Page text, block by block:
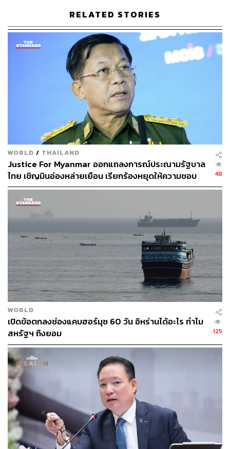
ถอนตัวจากกลุ่มความร่วมมือดังกล่าวประกอบด้วย 3 เหตุผล
หลัก
1.การตัดสินใจเพื่อผลประโยชน์ที่สอดคล้องกับพันธมิตรอย่าง
อ.มาโนชญ์อธิบายว่า UAE มีความสัมพันธ์พิเศษกับ
สหรัฐฯ และอิสราเอลมาแต่เดิม โดยมีจุดเปลี่ยนครั้ง
ประวัติศาสตร์ 2 ครั้ง
จุดเปลี่ยนครั้งแรก คือ วิกฤตทางการทูตสหรัฐฯ กับ UAE ในปี
2006 หลังสภาคองเกรสปฏิเสธไม่ให้บริษัท Dubai Ports
World ซื้อสัมปทานเรือ 6 แห่งในสหรัฐฯ โดยอ้างความมั่นคง
แห่งชาติ ทำให้ UAE ตระหนักได้ว่า ความใกล้ชิดกับสหรัฐฯ
สำคัญมากแค่ไหนในโลกธุรกิจ
ส่วนจุดเปลี่ยนครั้งที่สอง คือ ข้อตกลงอับราฮัม (Abraham
Accords) ปี 2020 ที่​ โดนัลด์ ทรัมป์ ผู้นำสหรัฐฯ ดึง UAE มา
ปรับความสัมพันธ์กับอิสราเอล โดยใช้ผลประโยชน์ทาง
เศรษฐกิจ การลงทุน และการทหารมาเสนอและกดดัน
จากจุดนี้ อาจารย์มองว่า การที่ UAE หลุดพ้นจากระบบ
โควตาการผลิตของกลุ่ม OPEC จะสามารถทำให้เพิ่มกำลัง
การผลิตน้ำมันได้ตามที่ต้องการ ซึ่งสิ่งนี้สอดคล้องกับความ
ต้องการและผลประโยชน์แห่งชาติของสหรัฐฯ ที่พยายาม
กดดันให้กลุ่มความร่วมมือเพิ่มกำลังการผลิต เพื่อไม่ให้
รัสเซียได้ผลประโยชน์จากราคาน้ำมัน
2.ความไม่พอใจทางการเมืองต่อกลุ่มประเทศอาหรับจาก
สงคราม:ทั้งนี้ผู้เชี่ยวชาญด้านตะวันออกกลางระบุว่า ใน
สงครามตะวันออกกลาง UAE เป็นประเทศที่ถูกอิหร่านโจมตี
หนักที่สุด แม้จะพยายามเรียกร้องให้กลุ่มประเทศอาหรับ
ดำเนินมาตรการตอบโต้เตหะรานอย่างจริงจัง แต่กลับไม่ได้
รับการตอบสนอง ทำให้ UAE รู้สึกไม่พอใจ และกลายเป็นอีก
หนึ่งแรงผลักดันที่ทำให้ต้องการออกจากกลุ่ม
3: ผลประโยชน์การส่งออกและผลประโยชน์ทางเศรษฐกิจ:
RELATED STORIES
WORLD / THAILAND
Justice For Myanmar ออกแถลงการณ์ประณามรัฐบาล
ไทย เชิญมินอ่องหล่ายเยือน เรียกร้องหยุดให้ความชอบ
ธรรมรัฐบาลทหาร
48
WORLD
เปิดข้อตกลงช่องแคบฮอร์มุซ 60 วัน อิหร่านได้อะไร ทำไม
สหรัฐฯ ถึงยอม
125